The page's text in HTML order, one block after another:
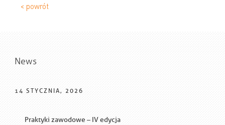
< powrót
News
14 STYCZNIA, 2026
Praktyki zawodowe – IV edycja